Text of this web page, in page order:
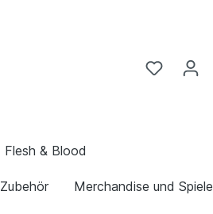
Flesh & Blood
Zubehör Merchandise und Spiele